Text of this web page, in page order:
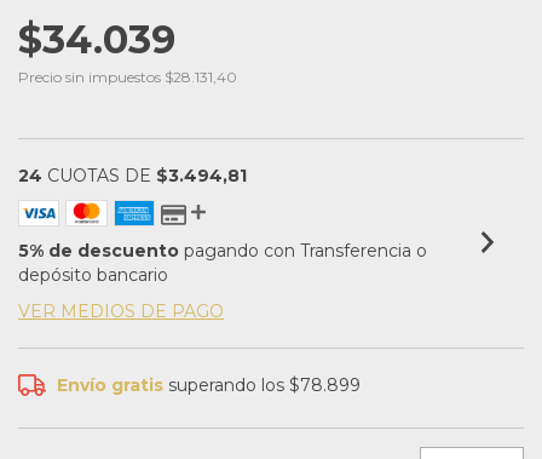
$34.039
Precio sin impuestos $28.131,40
24 CUOTAS DE $3.494,81
5% de descuento pagando con Transferencia o
depósito bancario
VER MEDIOS DE PAGO
Envío gratis superando los$78.899